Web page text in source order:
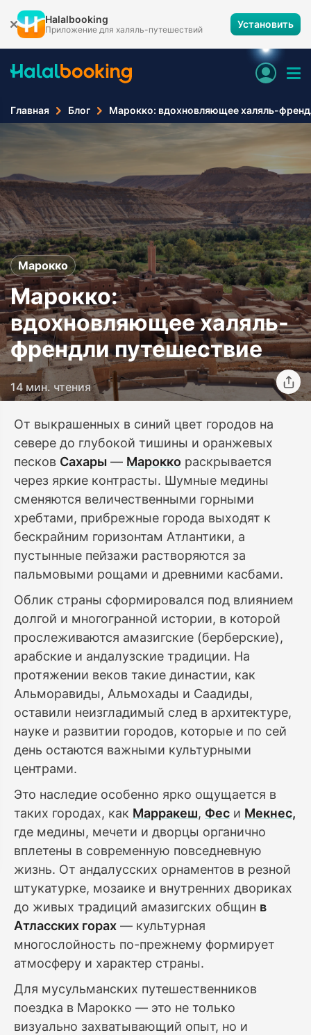
Halalbooking
Приложение для халяль-путешествий Установить
Главная Блог Марокко: вдохновляющее халяль-
Марокко
Марокко:
вдохновляющее халяль-
френдли путешествие
14 мин. чтения
От выкрашенных в синий цвет городов на
севере до глубокой тишины и оранжевых
песков Сахары — Марокко раскрывается
через яркие контрасты. Шумные медины
сменяются величественными горными
хребтами, прибрежные города выходят к
бескрайним горизонтам Атлантики, а
пустынные пейзажи растворяются за
пальмовыми рощами и древними касбами.
Облик страны сформировался под влиянием
долгой и многогранной истории, в которой
прослеживаются амазигские (берберские),
арабские и андалузские традиции. На
протяжении веков такие династии, как
Альморавиды, Альмохады и Саадиды,
оставили неизгладимый след в архитектуре,
науке и развитии городов, которые и по сей
день остаются важными культурными
центрами.
Это наследие особенно ярко ощущается в
таких городах, как Марракеш, Фес и Мекнес,
где медины, мечети и дворцы органично
вплетены в современную повседневную
жизнь. От андалусских орнаментов в резной
штукатурке, мозаике и внутренних двориках
до живых традиций амазигских общин в
Атласских горах — культурная
многослойность по-прежнему формирует
атмосферу и характер страны.
Для мусульманских путешественников
поездка в Марокко — это не только
визуально захватывающий опыт, но и